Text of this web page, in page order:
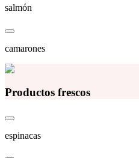
salmón
camarones
Productos frescos
espinacas